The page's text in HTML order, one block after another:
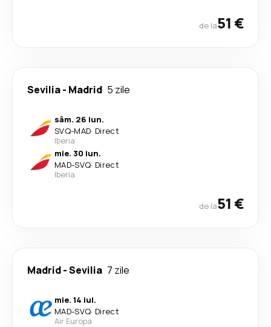
de la51 €
Sevilia- Madrid 5 zile
sâm. 26 iun.
SVQ-MAD· Direct
Iberia
mie. 30 iun.
MAD-SVQ· Direct
Iberia
de la51 €
Madrid-Sevilia 7 zile
mie. 14 iul.
MAD-SVQ· Direct
Air Europa